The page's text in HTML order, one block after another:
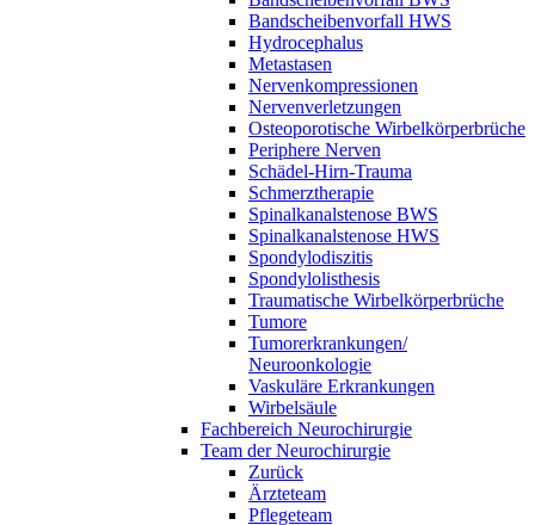
Bandscheibenvorfall HWS
Hydrocephalus
Metastasen
Nervenkompressionen
Nervenverletzungen
Osteoporotische Wirbelkörperbrüche
Periphere Nerven
Schädel-Hirn-Trauma
Schmerztherapie
Spinalkanalstenose BWS
Spinalkanalstenose HWS
Spondylodiszitis
Spondylolisthesis
Traumatische Wirbelkörperbrüche
Tumore
Tumorerkrankungen/
Neuroonkologie
Vaskuläre Erkrankungen
Wirbelsäule
Fachbereich Neurochirurgie
Team der Neurochirurgie
Zurück
Ärzteteam
Pflegeteam